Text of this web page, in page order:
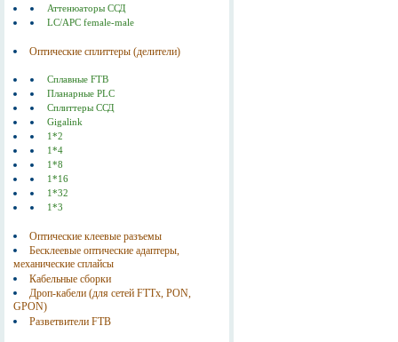
Аттенюаторы ССД
LC/APC female-male
Оптические сплиттеры (делители)
Сплавные FTB
Планарные PLC
Сплиттеры ССД
Gigalink
1*2
1*4
1*8
1*16
1*32
1*3
Оптические клеевые разъемы
Бесклеевые оптические адаптеры,
механические сплайсы
Кабельные сборки
Дроп-кабели (для сетей FTTx, PON,
GPON)
Разветвители FTB